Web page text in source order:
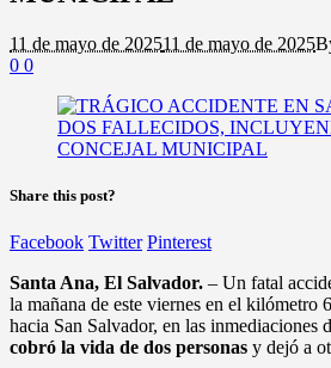
11 de mayo de 202511 de mayo de 2025
0 0
Share this post?
Facebook Twitter Pinterest
Santa Ana, El Salvador. – Un fatal
la mañana de este viernes en el kilómetro
hacia San Salvador, en las inmediaciones
cobró la vida de dos personas y dejó a